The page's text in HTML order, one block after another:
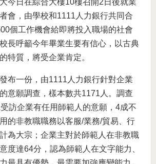
今日在綜合大樓10樓召開2日後就業
會，由學校和1111人力銀行共同合
個工作機會給即將投入職場的社會
長呼籲今年畢業生要有信心，以古典
特質，將受企業肯定。
布一份，由1111人力銀行針對企業
意願調查，樣本數共1171人。調查
訪企業有任用師範人的意願，4成不
的非教職職務以客服/業務/貿易、行
為大宗；企業主對於師範人在非教職
度達64分，認為師範人在文字能力、